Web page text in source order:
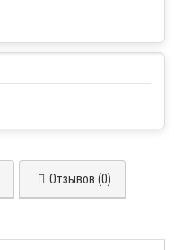
Отзывов (0)